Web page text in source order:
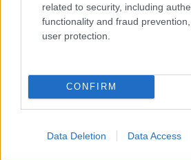
related to security, including
functionality and fraud
user protection.
CONFIRM
Data Deletion Data Access
xanthi13 16·10·2014 13:43